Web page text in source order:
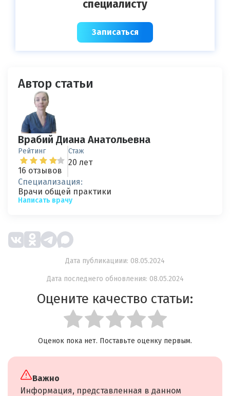
специалисту
Записаться
Автор статьи
Врабий Диана Анатольевна
Рейтинг
16 отзывов
Стаж
20 лет
Специализация:
Врачи общей практики
Написать врачу
Дата публикациии: 08.05.2024
Дата последнего обновления: 08.05.2024
Оцените качество статьи:
Оценок пока нет. Поставьте оценку первым.
Важно
Информация, представленная в данном